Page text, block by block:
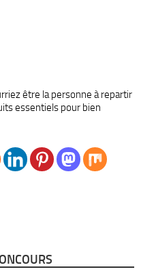
être la personne à repartir
essentiels pour bien